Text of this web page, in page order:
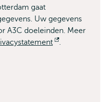
gaat
Uw gegevens
A3C doeleinden. Meer
Opent
.